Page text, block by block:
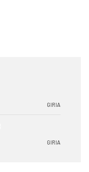
GIRIA
GIRIA